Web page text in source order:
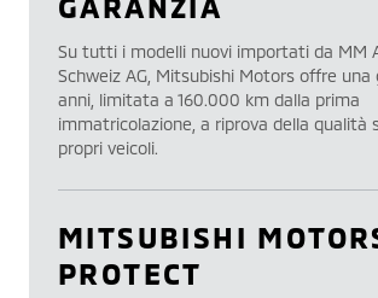
Su tutti i modelli nuovi importati da MM
Schweiz AG, Mitsubishi Motors offre una
anni, limitata a 160.000 km dalla prima
immatricolazione, a riprova della qualità
propri veicoli.
MITSUBISHI
PROTECT